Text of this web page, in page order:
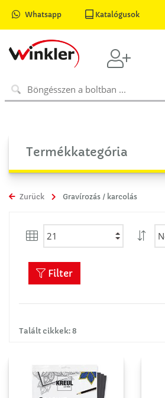
Whatsapp Katalógusok
Termékkategória
Zurück Gravírozás / karcolás
Talált cikkek: 8
Filter